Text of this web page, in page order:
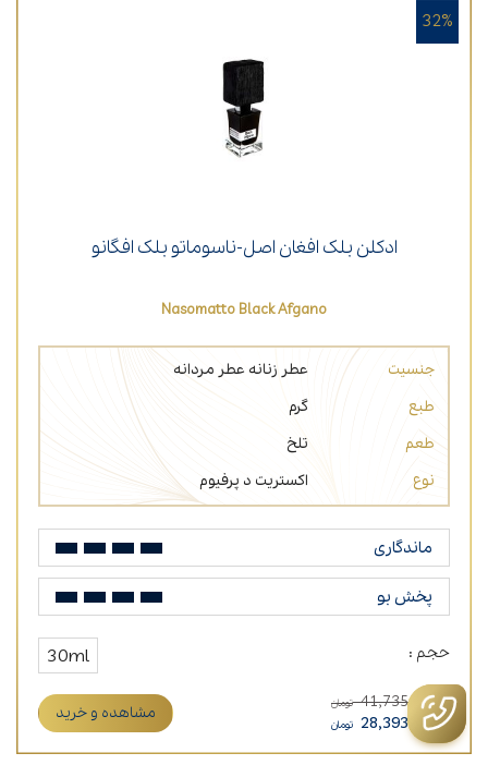
ادکلن بلک افغان اصل-ناسوماتو بلک افگانو
Nasomatto Black Afgano
جنسیت عطر زنانه عطر مردانه
طبع
گرم
طعم
تلخ
نوع
اکستریت د پرفیوم
ماندگاری
پخش بو
حجم : 30ml
41,735,119 تومان
28,393,520 تومان
مشاهده و خرید
32%